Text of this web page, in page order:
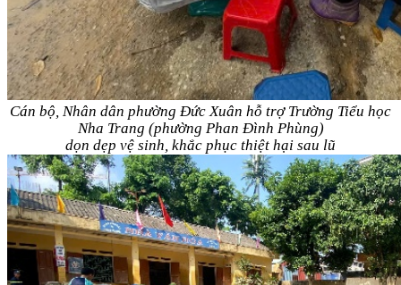
Cán bộ, Nhân dân phường Đức Xuân hỗ trợ Trường Tiểu học
Nha Trang (phường Phan Đình Phùng)
dọn dẹp vệ sinh, khắc phục thiệt hại sau lũ